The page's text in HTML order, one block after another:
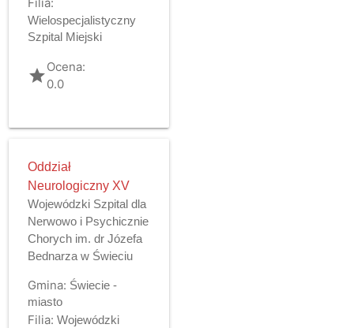
Wielospecjalistyczny
Szpital Miejski
gradeOcena:
0.0
Oddział
Neurologiczny XV
Wojewódzki Szpital dla
Nerwowo i Psychicznie
Chorych im. dr Józefa
Bednarza w Świeciu
Gmina: Świecie -
miasto
Filia: Wojewódzki